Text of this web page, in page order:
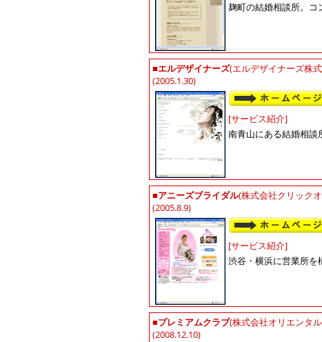
麹町の結婚相談所。コ
■エルデザイナーズ(エルデザイナーズ株
(2005.1.30)
[サービス紹介]
南青山にある結婚相談
■アニーズブライダル(株式会社クリック
(2005.8.9)
[サービス紹介]
渋谷・横浜に営業所を
■プレミアムクラブ(株式会社オリエンタ
(2008.12.10)